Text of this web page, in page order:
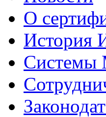
О
История
Системы